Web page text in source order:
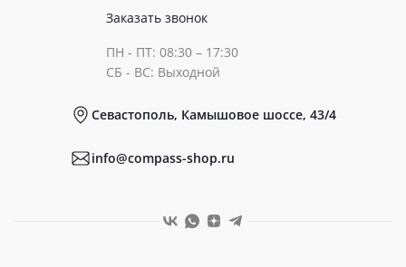
Заказать звонок
ПН - ПТ: 08:30 – 17:30
СБ - ВС: Выходной
Севастополь, Камышовое шоссе, 43/4
info@compass-shop.ru